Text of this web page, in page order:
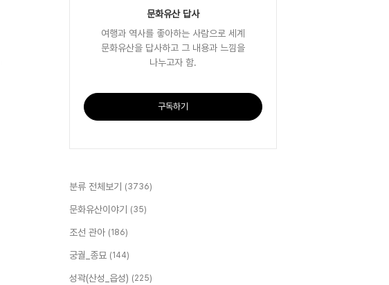
문화유산 답사
여행과 역사를 좋아하는 사람으로 세계
문화유산을 답사하고 그 내용과 느낌을
나누고자 함.
구독하기
분류 전체보기 (3736)
문화유산이야기 (35)
조선 관아 (186)
궁궐_종묘 (144)
성곽(산성_읍성) (225)